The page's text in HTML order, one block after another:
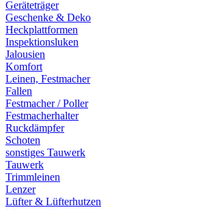
Geräteträger
Geschenke & Deko
Heckplattformen
Inspektionsluken
Jalousien
Komfort
Leinen, Festmacher
Fallen
Festmacher / Poller
Festmacherhalter
Ruckdämpfer
Schoten
sonstiges Tauwerk
Tauwerk
Trimmleinen
Lenzer
Lüfter & Lüfterhutzen